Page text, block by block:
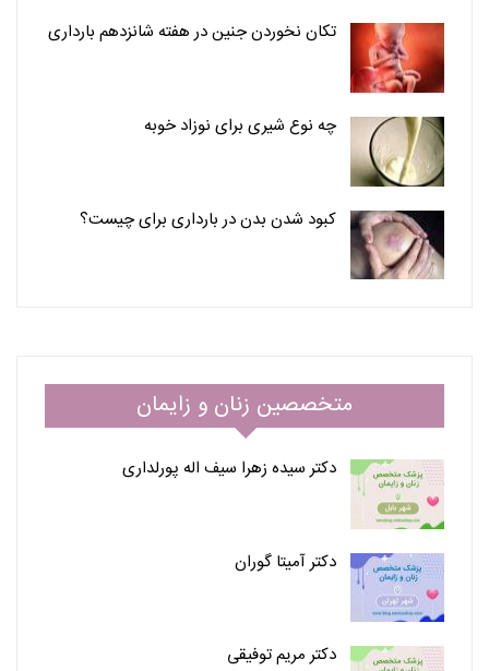
تکان نخوردن جنین در هفته شانزدهم بارداری
چه نوع شیری برای نوزاد خوبه
کبود شدن بدن در بارداری برای چیست؟
متخصصین زنان و زایمان
دکتر سیده زهرا سیف اله پورلداری
دکتر آمیتا گوران
دکتر مریم توفیقی